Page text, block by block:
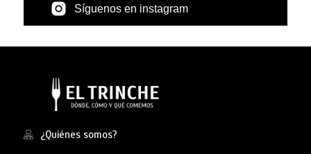
Síguenos en instagram
¿Quiénes somos?